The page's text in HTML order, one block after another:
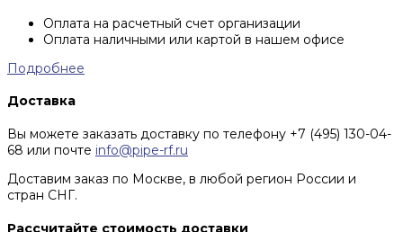
Оплата на расчетный счет организации
Оплата наличными или картой в нашем офисе
Подробнее
Доставка
Вы можете заказать доставку по телефону +7 (495) 130-04-
68 или почте info@pipe-rf.ru
Доставим заказ по Москве, в любой регион России и
стран СНГ.
Рассчитайте стоимость доставки